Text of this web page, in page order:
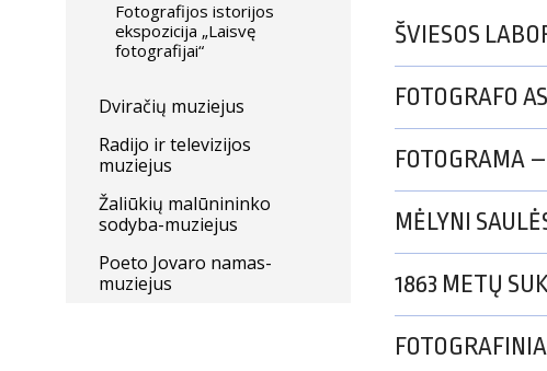
Fotografijos istorijos
ekspozicija „Laisvę
fotografijai“
Dviračių muziejus
Radijo ir televizijos
muziejus
Žaliūkių malūnininko
sodyba-muziejus
Poeto Jovaro namas-
muziejus
ŠVIESOS
FOTOGRAFO
FOTOGRAMA
MĖLYNI
1863 METŲ